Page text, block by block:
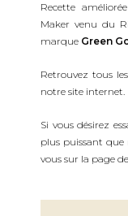
Recette
Maker venu du
marque Green
Retrouvez tous
notre site internet.
Si vous désirez
plus puissant que
vous sur la page